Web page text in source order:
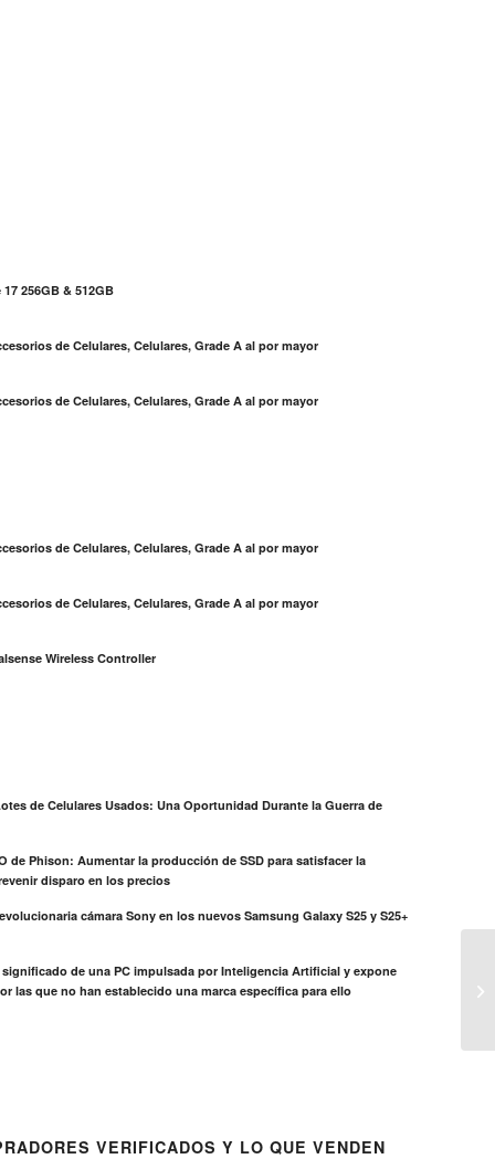
256GB & 512GB
de Celulares, Celulares, Grade A al por mayor
de Celulares, Celulares, Grade A al por mayor
de Celulares, Celulares, Grade A al por mayor
de Celulares, Celulares, Grade A al por mayor
Wireless Controller
de Celulares Usados: Una Oportunidad Durante la Guerra de
de Phison: Aumentar la producción de SSD para satisfacer la
disparo en los precios
cámara Sony en los nuevos Samsung Galaxy S25 y S25+
significado de una PC impulsada por Inteligencia Artificial y expone
las que no han establecido una marca específica para ello
VERIFICADOS Y LO QUE VENDEN